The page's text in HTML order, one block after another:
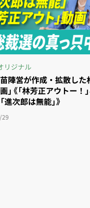
リジナル
陣営が作成・拡散した
」《「林芳正アウトー！
進次郎は無能」》